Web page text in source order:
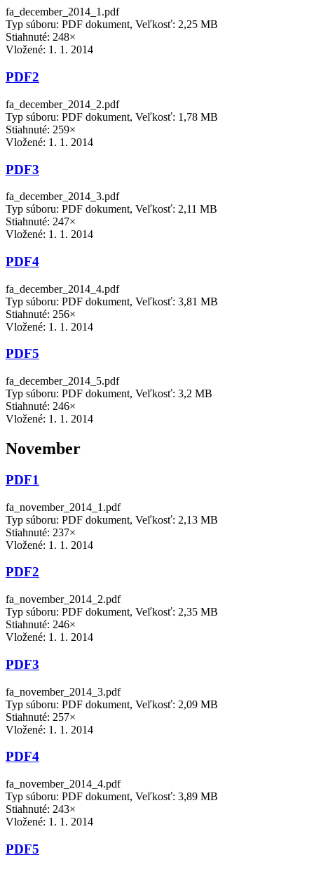
fa_december_2014_1.pdf
Typ súboru: PDF dokument, Veľkosť: 2,25 MB
Stiahnuté: 248×
Vložené: 1. 1. 2014
PDF2
fa_december_2014_2.pdf
Typ súboru: PDF dokument, Veľkosť: 1,78 MB
Stiahnuté: 259×
Vložené: 1. 1. 2014
PDF3
fa_december_2014_3.pdf
Typ súboru: PDF dokument, Veľkosť: 2,11 MB
Stiahnuté: 247×
Vložené: 1. 1. 2014
PDF4
fa_december_2014_4.pdf
Typ súboru: PDF dokument, Veľkosť: 3,81 MB
Stiahnuté: 256×
Vložené: 1. 1. 2014
PDF5
fa_december_2014_5.pdf
Typ súboru: PDF dokument, Veľkosť: 3,2 MB
Stiahnuté: 246×
Vložené: 1. 1. 2014
November
PDF1
fa_november_2014_1.pdf
Typ súboru: PDF dokument, Veľkosť: 2,13 MB
Stiahnuté: 237×
Vložené: 1. 1. 2014
PDF2
fa_november_2014_2.pdf
Typ súboru: PDF dokument, Veľkosť: 2,35 MB
Stiahnuté: 246×
Vložené: 1. 1. 2014
PDF3
fa_november_2014_3.pdf
Typ súboru: PDF dokument, Veľkosť: 2,09 MB
Stiahnuté: 257×
Vložené: 1. 1. 2014
PDF4
fa_november_2014_4.pdf
Typ súboru: PDF dokument, Veľkosť: 3,89 MB
Stiahnuté: 243×
Vložené: 1. 1. 2014
PDF5